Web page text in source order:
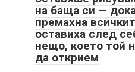
на баща си —
премахна
оставиха след
нещо, което той
да открием